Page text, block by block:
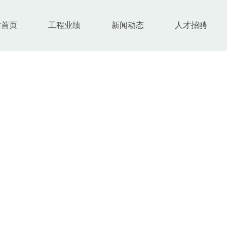
页 工程业绩 新闻动态 人才招骋